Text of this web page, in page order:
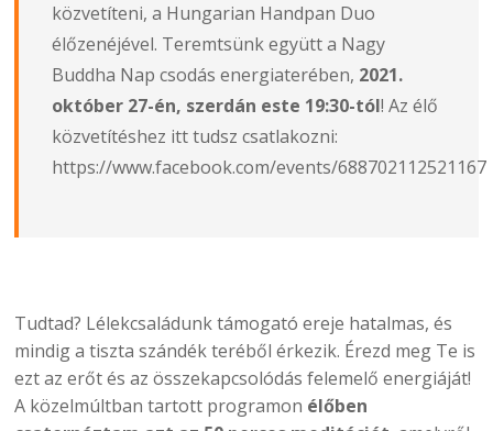
közvetíteni, a Hungarian Handpan Duo
élőzenéjével. Teremtsünk együtt a Nagy
Buddha Nap csodás energiaterében, 2021.
október 27-én, szerdán este 19:30-tól! Az élő
közvetítéshez itt tudsz csatlakozni:
https://www.facebook.com/events/688702112521167
Tudtad? Lélekcsaládunk támogató ereje hatalmas, és
mindig a tiszta szándék teréből érkezik. Érezd meg Te is
ezt az erőt és az összekapcsolódás felemelő energiáját!
A közelmúltban tartott programon élőben